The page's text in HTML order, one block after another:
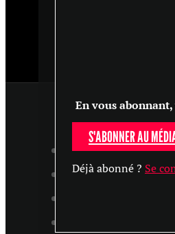
ARTICLES
MASTERCLASS
En vous
S'ABONNER AU
Déjà abonné ? Se